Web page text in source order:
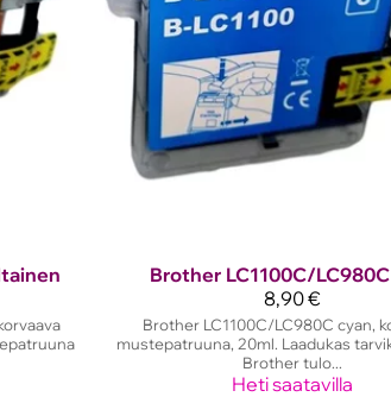
Brother LC1100C/
8,90 €
Brother LC1100C/LC980C cyan,
mustepatruuna, 20ml. Laadukas
Brother tulo...
Heti saatavilla